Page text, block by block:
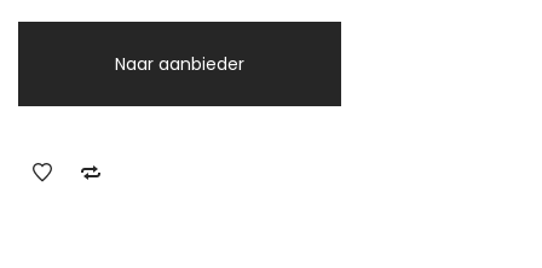
Naar aanbieder